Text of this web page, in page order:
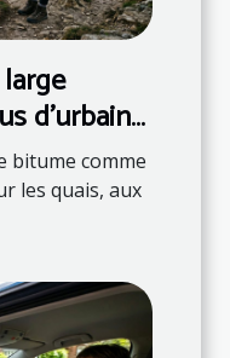
d’urbains
bitume comme
les quais, aux